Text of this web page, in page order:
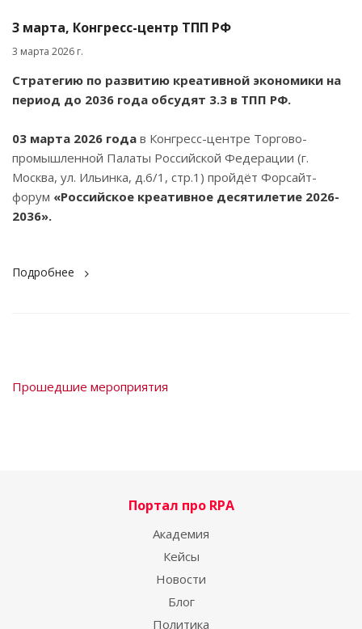
3 марта, Конгресс-центр ТПП РФ
3 марта 2026 г.
Стратегию по развитию креативной экономики на
период до 2036 года обсудят 3.3 в ТПП РФ.
03 марта 2026 года в Конгресс-центре Торгово-
промышленной Палаты Российской Федерации (г.
Москва, ул. Ильинка, д.6/1, стр.1) пройдёт Форсайт-
форум «Российское креативное десятилетие 2026-
2036».
Подробнее
Прошедшие мероприятия
Портал про RPA
Академия
Кейсы
Новости
Блог
Политика